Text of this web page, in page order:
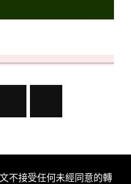
不接受任何未經同意的轉